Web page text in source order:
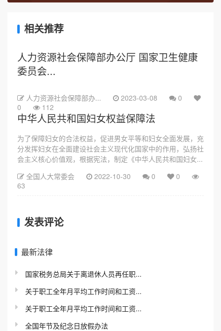
相关推荐
人力资源社会保障部办公厅 国家卫生健康
委员会...
人力资源社会保障部办... 2023-03-08
0
0
112
中华人民共和国妇女权益保障法
为了保障妇女的合法权益，促进男女平等和妇女全面发展，充
分发挥妇女在全面建设社会主义现代化国家中的作用，弘扬社
会主义核心价值观，根据宪法，制定《中华人民共和国妇女...
全国人大常委会
2022-10-30 0
0
63
发表评论
最新法律
国家税务总局关于离退休人员再任职...
关于职工全年月平均工作时间和工资...
关于职工全年月平均工作时间和工资...
全国年节及纪念日放假办法